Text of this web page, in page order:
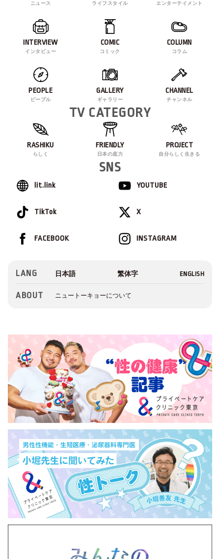
ニュース ライフスタイル エンターテイメント
INTERVIEW
インタビュー
COMIC
コミック
COLUMN
コラム
PEOPLE
ピープル
GALLERY
ギャラリー
CHANNEL
チャンネル
TV CATEGORY
RASHIKU
らしく
FRIENDLY
日本の底力
PROJECT
自分らしく生きる
SNS
lit.link YOUTUBE
TikTok X
INSTAGRAM
FACEBOOK
LANG
ABOUT ニュートーキョーについて